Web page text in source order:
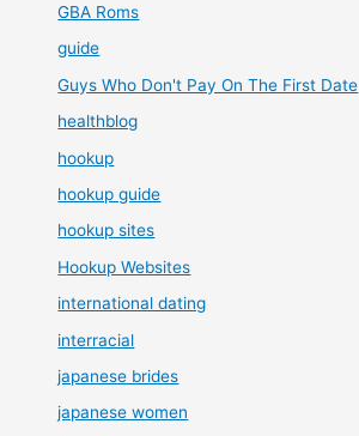
GBA Roms
guide
Guys Who Don't Pay On The First Date
healthblog
hookup
hookup guide
hookup sites
Hookup Websites
international dating
interracial
japanese brides
japanese women